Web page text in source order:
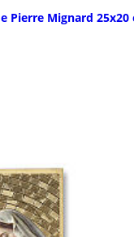
Pierre Mignard 25x20